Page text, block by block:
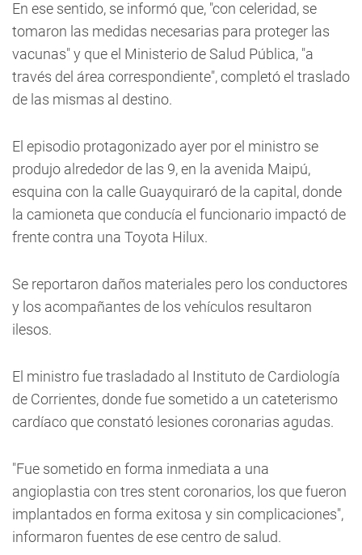
En ese sentido, se informó que, "con celeridad, se
tomaron las medidas necesarias para proteger las
vacunas" y que el Ministerio de Salud Pública, "a
través del área correspondiente", completó el traslado
de las mismas al destino.
El episodio protagonizado ayer por el ministro se
produjo alrededor de las 9, en la avenida Maipú,
esquina con la calle Guayquiraró de la capital, donde
la camioneta que conducía el funcionario impactó de
frente contra una Toyota Hilux.
Se reportaron daños materiales pero los conductores
y los acompañantes de los vehículos resultaron
ilesos.
El ministro fue trasladado al Instituto de Cardiología
de Corrientes, donde fue sometido a un cateterismo
cardíaco que constató lesiones coronarias agudas.
"Fue sometido en forma inmediata a una
angioplastia con tres stent coronarios, los que fueron
implantados en forma exitosa y sin complicaciones",
informaron fuentes de ese centro de salud.